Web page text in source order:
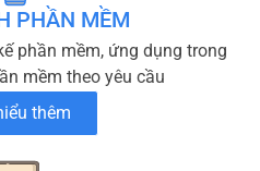
PHẦN MỀM
phần mềm, ứng dụng trong
mềm theo yêu cầu
thêm